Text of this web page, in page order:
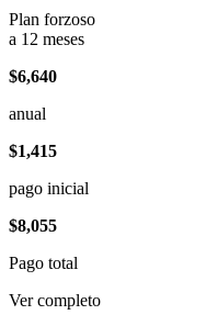
Plan forzoso
a 12 meses
$6,640
anual
$1,415
pago inicial
$8,055
Pago total
Ver completo